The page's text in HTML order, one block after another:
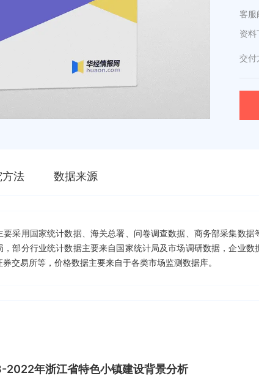
客服
资料
交付
法 数据来源
要采用国家统计数据、海关总署、问卷调查数据、商务部采集数据
，部分行业统计数据主要来自国家统计局及市场调研数据，企业数
交易所等，价格数据主要来自于各类市场监测数据库。
2022年浙江省特色小镇建设背景分析